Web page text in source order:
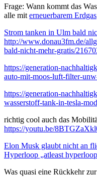
Frage: Wann kommt das
alle mit erneuerbarem Erdgas
Strom tanken in Ulm bald
http://www.donau3fm.de/
bald-nicht-mehr-gratis/
https://generation-
auto-mit-moos-luft-filter-
https://generation-
wasserstoff-tank-in-tesla-
richtig cool auch das
https://youtu.be/
Elon Musk glaubt nicht an
Hyperloop „atleast
Was quasi eine Rückkehr